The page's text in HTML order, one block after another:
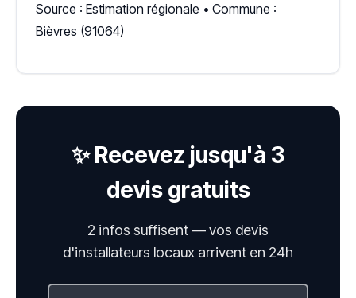
Source : Estimation régionale • Commune :
Bièvres (91064)
✨ Recevez jusqu'à 3
devis gratuits
2 infos suffisent — vos devis
d'installateurs locaux arrivent en 24h